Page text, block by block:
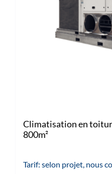
Climatisation en
800m²
Tarif: selon projet, nous